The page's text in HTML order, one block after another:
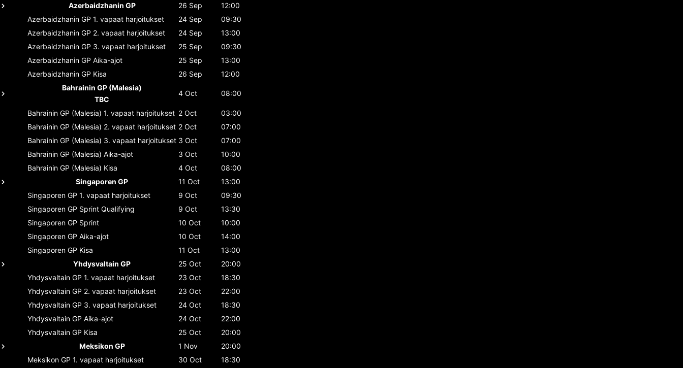
Azerbaidzhanin GP
26 Sep
12:00
Azerbaidzhanin GP 1. vapaat harjoitukset 24 Sep
09:30
Azerbaidzhanin GP 2. vapaat harjoitukset 24 Sep
13:00
Azerbaidzhanin GP 3. vapaat harjoitukset 25 Sep
09:30
Azerbaidzhanin GP Aika-ajot 25 Sep
13:00
Azerbaidzhanin GP Kisa 26 Sep
12:00
Bahrainin GP (Malesia)
TBC
4 Oct 08:00
Bahrainin GP (Malesia) 1. vapaat harjoitukset 2 Oct
03:00
Bahrainin GP (Malesia) 2. vapaat harjoitukset 2 Oct
07:00
Bahrainin GP (Malesia) 3. vapaat harjoitukset 3 Oct
07:00
Bahrainin GP (Malesia) Aika-ajot 3 Oct
10:00
Bahrainin GP (Malesia) Kisa 4 Oct
08:00
Singaporen GP
11 Oct
13:00
Singaporen GP 1. vapaat harjoitukset 9 Oct
09:30
Singaporen GP Sprint Qualifying 9 Oct
13:30
Singaporen GP Sprint 10 Oct
10:00
Singaporen GP Aika-ajot 10 Oct
14:00
Singaporen GP Kisa 11 Oct
13:00
Yhdysvaltain GP
25 Oct
20:00
Yhdysvaltain GP 1. vapaat harjoitukset 23 Oct
18:30
Yhdysvaltain GP 2. vapaat harjoitukset 23 Oct
22:00
Yhdysvaltain GP 3. vapaat harjoitukset 24 Oct
18:30
Yhdysvaltain GP Aika-ajot 24 Oct
22:00
Yhdysvaltain GP Kisa 25 Oct
20:00
Meksikon GP
1 Nov
20:00
Meksikon GP 1. vapaat harjoitukset 30 Oct 18:30